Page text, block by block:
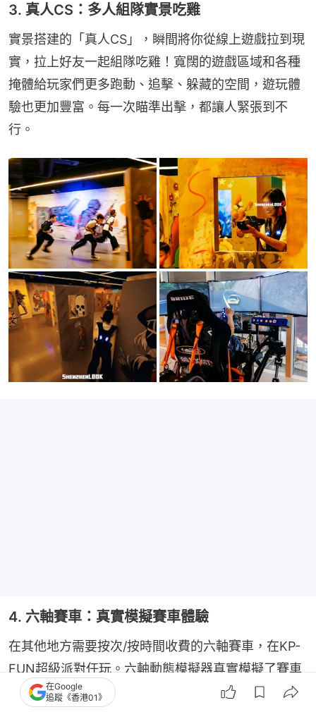
3. 真人CS：多人組隊實景吃雞
實景搭建的「真人CS」，瞬間將你從線上遊戲拉到現
實，拉上好友一起組隊吃雞！寬闊的遊戲區域和各種
掩體給玩家們更多跑動、追擊、躲藏的空間，遊玩體
驗也更加豐富。每一次瞄準出擊，都讓人緊張到不
行。
4. 六軸賽車：真實模擬賽車體驗
在其他地方需要按次/按時間收費的六軸賽車，在KP-
FUN超級派對任玩。六軸動態模擬器真實模擬了賽車
體驗，過彎時的離心力、陡然加速的推背感……都能
在Google
追蹤《香港01》